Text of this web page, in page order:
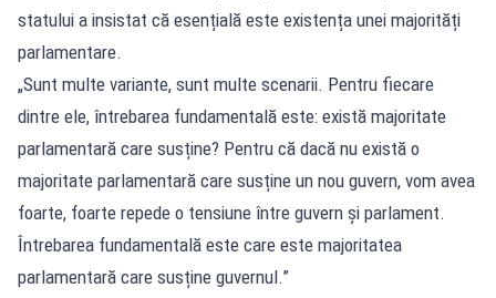
statului a insistat că esențială este existența unei majorități
parlamentare.
„Sunt multe variante, sunt multe scenarii. Pentru fiecare
dintre ele, întrebarea fundamentală este: există majoritate
parlamentară care susține? Pentru că dacă nu există o
majoritate parlamentară care susține un nou guvern, vom avea
foarte, foarte repede o tensiune între guvern și parlament.
Întrebarea fundamentală este care este majoritatea
parlamentară care susține guvernul.”